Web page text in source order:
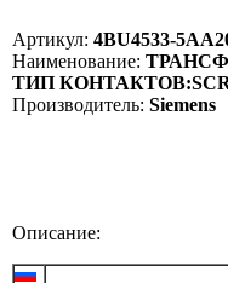
Артикул: 4BU4533-
Наименование:
ТИП
Производитель: Siemens
Описание: